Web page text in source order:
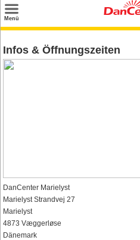
Menü
Urlaubsziele
Gut zu wissen
Login
Infos & Öffnungszeiten
DanCenter Marielyst
Marielyst Strandvej 27
Marielyst
4873 Væggerløse
Dänemark